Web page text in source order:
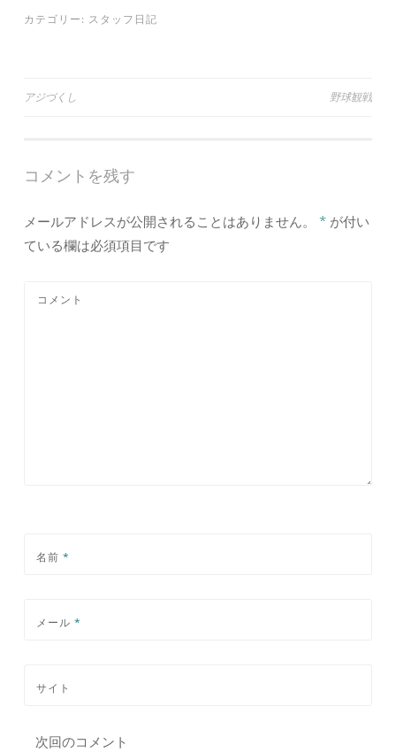
カテゴリー: スタッフ日記
アジづくし 野球観戦
コメントを残す
メールアドレスが公開されることはありません。 * が付い
ている欄は必須項目です
コメント
名前 *
メール *
サイト
次回のコメント